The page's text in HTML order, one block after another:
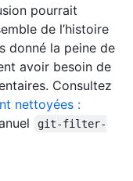
pourrait
de l’histoire
donné la peine de
avoir besoin de
Consultez
nettoyées :
git-filter-